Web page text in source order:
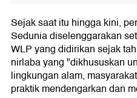
Sejak saat itu hingga kini,
Sedunia diselenggarakan
WLP yang didirikan sejak
nirlaba yang "dikhususkan
lingkungan alam,
praktik mendengarkan dan